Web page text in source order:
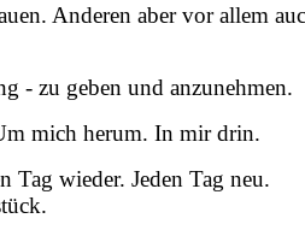
Anderen aber vor allem
- zu geben und anzunehmen.
mich herum. In mir drin.
Tag wieder. Jeden Tag neu.